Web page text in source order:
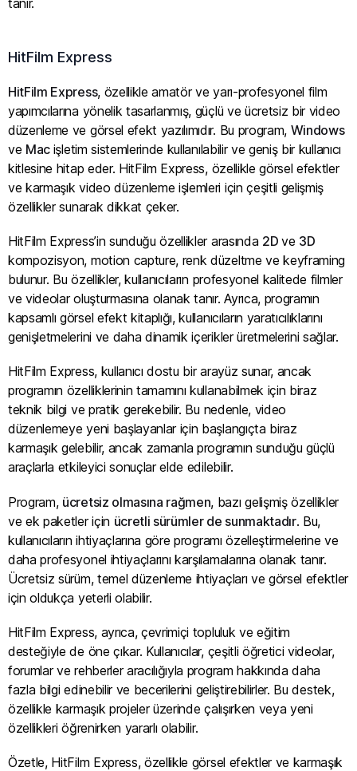
HitFilm Express
HitFilm Express, özellikle amatör ve yarı-profesyonel film
yapımcılarına yönelik tasarlanmış, güçlü ve ücretsiz bir video
düzenleme ve görsel efekt yazılımıdır. Bu program, Windows
ve Mac işletim sistemlerinde kullanılabilir ve geniş bir kullanıcı
kitlesine hitap eder. HitFilm Express, özellikle görsel efektler
ve karmaşık video düzenleme işlemleri için çeşitli gelişmiş
özellikler sunarak dikkat çeker.
HitFilm Express’in sunduğu özellikler arasında 2Dve 3D
kompozisyon, motion capture, renk düzeltme ve keyframing
bulunur. Bu özellikler, kullanıcıların profesyonel kalitede filmler
ve videolar oluşturmasına olanak tanır. Ayrıca, programın
kapsamlı görsel efekt kitaplığı, kullanıcıların yaratıcılıklarını
genişletmelerini ve daha dinamik içerikler üretmelerini sağlar.
HitFilm Express, kullanıcı dostu bir arayüz sunar, ancak
programın özelliklerinin tamamını kullanabilmek için biraz
teknik bilgi ve pratik gerekebilir. Bu nedenle, video
düzenlemeye yeni başlayanlar için başlangıçta biraz
karmaşık gelebilir, ancak zamanla programın sunduğu güçlü
araçlarla etkileyici sonuçlar elde edilebilir.
Program, ücretsiz olmasına rağmen, bazı gelişmiş özellikler
ve ek paketler için ücretli sürümler de sunmaktadır. Bu,
kullanıcıların ihtiyaçlarına göre programı özelleştirmelerine ve
daha profesyonel ihtiyaçlarını karşılamalarına olanak tanır.
Ücretsiz sürüm, temel düzenleme ihtiyaçları ve görsel efektler
için oldukça yeterli olabilir.
HitFilm Express, ayrıca, çevrimiçi topluluk ve eğitim
desteğiyle de öne çıkar. Kullanıcılar, çeşitli öğretici videolar,
forumlar ve rehberler aracılığıyla program hakkında daha
fazla bilgi edinebilir ve becerilerini geliştirebilirler. Bu destek,
özellikle karmaşık projeler üzerinde çalışırken veya yeni
özellikleri öğrenirken yararlı olabilir.
Özetle, HitFilm Express, özellikle görsel efektler ve karmaşık